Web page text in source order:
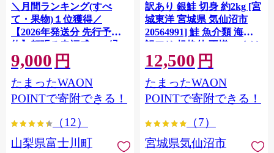
＼月間ランキング(すべ
て・果物)１位獲得／
【2026年発送分 先行予
約】頬張る幸福感 〜緑の
宝石・ シャインマスカッ
ト 〜 １ｋｇ以上（２〜３
房） フルーツ 山梨県産 果
物 くだもの シャイン マス
大粒 種なし 先行予約 富士
円 九千円
9,000 円
たまったWAON
POINTで寄附できる！
（12）
山梨県富士川町
訳あり 銀鮭 切身 約2kg [宮
城東洋 宮城県 気仙沼市
20564991] 鮭 魚介類 海鮮
訳アリ 規格外 不揃い さけ
サケ 鮭切身 シャケ 切り身
冷凍 家庭用 おかず 弁当 支
援 サーモン 銀鮭切り身 魚
わけあり
12,500 円
たまったWAON
POINTで寄附できる！
（7）
宮城県気仙沼市